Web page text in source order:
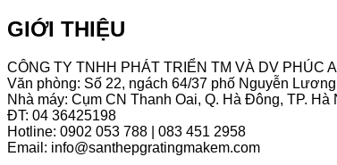
GIỚI THIỆU
CÔNG TY TNHH PHÁT TRIỂN TM VÀ DV PHÚC
Văn phòng: Số 22, ngách 64/37 phố Nguyễn
Nhà máy: Cụm CN Thanh Oai, Q. Hà Đông, TP. Hà
ĐT: 04 36425198
Hotline: 0902 053 788 | 083 451 2958
Email: info@santhepgratingmakem.com